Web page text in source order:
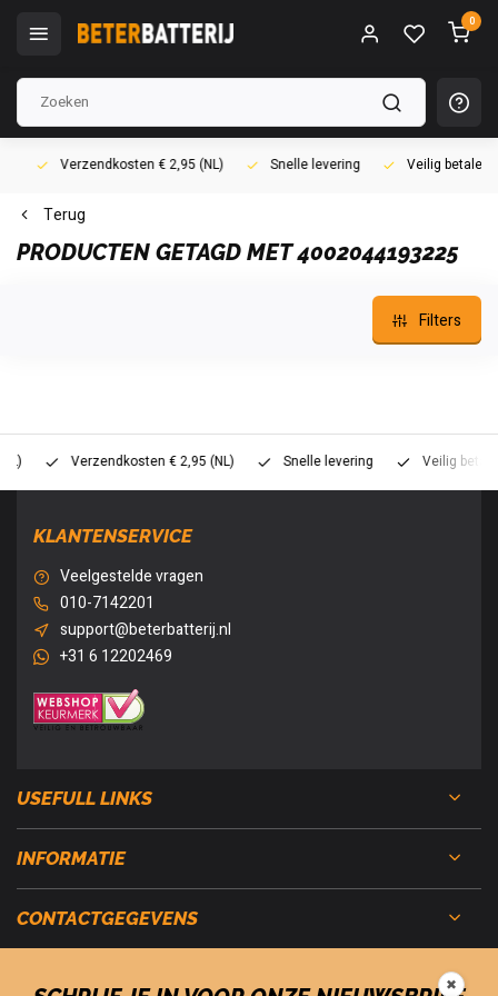
0
Verzendkosten € 2,95 (NL) Snelle levering Veilig betalen
Terug
PRODUCTEN GETAGD MET 4002044193225
Filters
Verzendkosten € 2,95 (NL) Snelle levering Veilig betalen
KLANTENSERVICE
Veelgestelde vragen
010-7142201
support@beterbatterij.nl
+31 6 12202469
USEFULL LINKS
INFORMATIE
CONTACTGEGEVENS
✖